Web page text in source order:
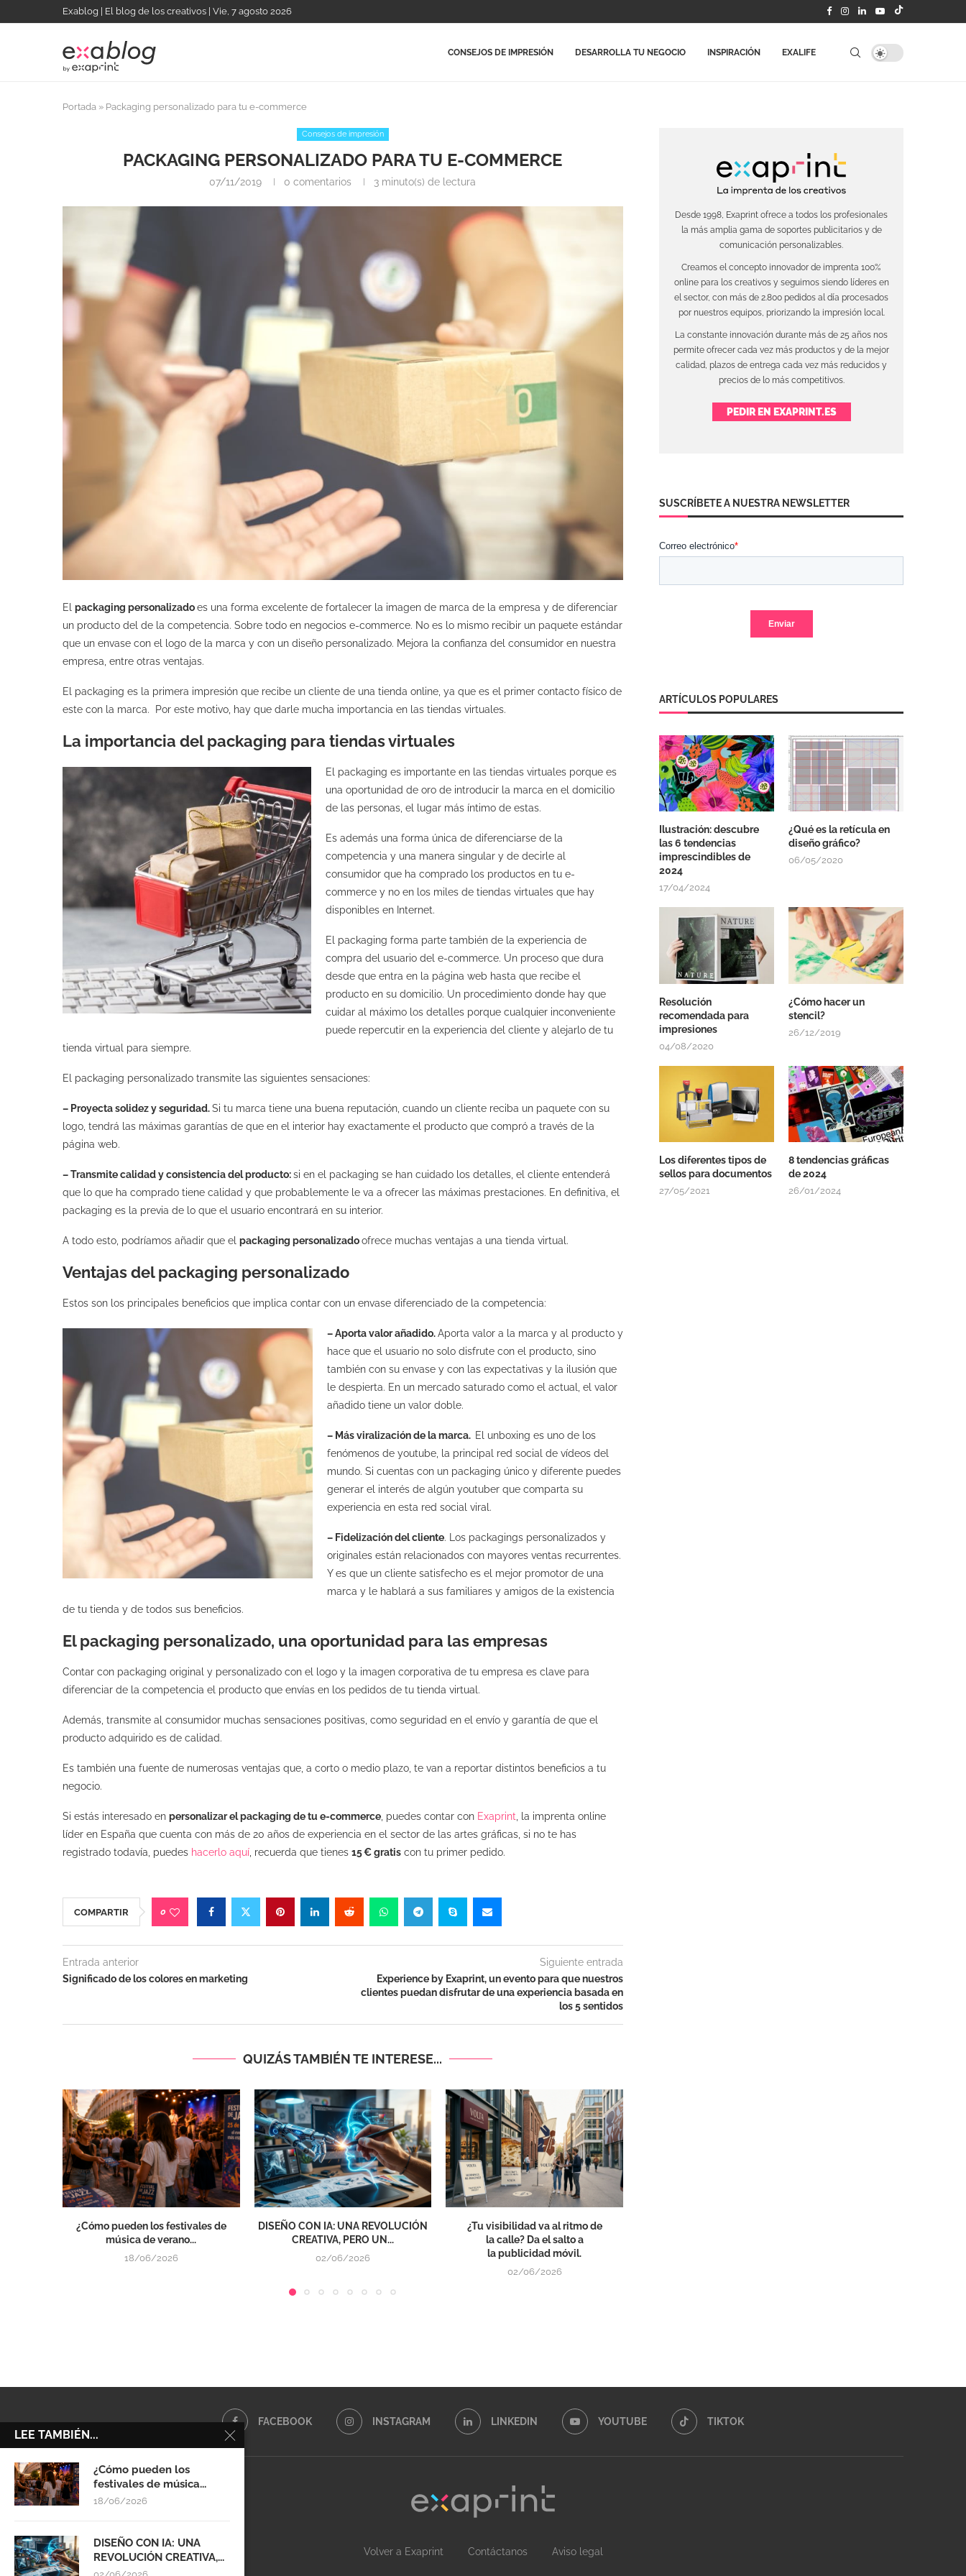
Exablog | El blog de los creativos | Vie, 7 agosto 2026
CONSEJOS DE IMPRESIÓN DESARROLLA TU NEGOCIO INSPIRACIÓN EXALIFE
Portada » Packaging personalizado para tu e-commerce
Consejos de impresión
PACKAGING PERSONALIZADO PARA TU E-COMMERCE
07/11/2019 0 comentarios 3 minuto(s) de lectura
El packaging personalizadoes una forma excelente de fortalecer la imagen de marca de la empresa y de diferenciar
un producto del de la competencia. Sobre todo en negocios e-commerce. No es lo mismo recibir un paquete estándar
que un envase con el logo de la marca y con un diseño personalizado. Mejora la confianza del consumidor en nuestra
empresa, entre otras ventajas.
El packaging es la primera impresión que recibe un cliente de una tienda online, ya que es el primer contacto físico de
este con la marca. Por este motivo, hay que darle mucha importancia en las tiendas virtuales.
La importancia del packaging para tiendas virtuales
El packaging es importante en las tiendas virtuales porque es
una oportunidad de oro de introducir la marca en el domicilio
de las personas, el lugar más íntimo de estas.
Es además una forma única de diferenciarse de la
competencia y una manera singular y de decirle al
consumidor que ha comprado los productos en tu e-
commerce y no en los miles de tiendas virtuales que hay
disponibles en Internet.
El packaging forma parte también de la experiencia de
compra del usuario del e-commerce. Un proceso que dura
desde que entra en la página web hasta que recibe el
producto en su domicilio. Un procedimiento donde hay que
cuidar al máximo los detalles porque cualquier inconveniente
puede repercutir en la experiencia del cliente y alejarlo de tu
tienda virtual para siempre.
El packaging personalizado transmite las siguientes sensaciones:
– Proyecta solidez y seguridad.Si tu marca tiene una buena reputación, cuando un cliente reciba un paquete con su
logo, tendrá las máximas garantías de que en el interior hay exactamente el producto que compró a través de la
página web.
– Transmite calidad y consistencia del producto:si en el packaging se han cuidado los detalles, el cliente entenderá
que lo que ha comprado tiene calidad y que probablemente le va a ofrecer las máximas prestaciones. En definitiva, el
packaging es la previa de lo que el usuario encontrará en su interior.
A todo esto, podríamos añadir que el packaging personalizadoofrece muchas ventajas a una tienda virtual.
Ventajas del packaging personalizado
Estos son los principales beneficios que implica contar con un envase diferenciado de la competencia:
– Aporta valor añadido.Aporta valor a la marca y al producto y
hace que el usuario no solo disfrute con el producto, sino
también con su envase y con las expectativas y la ilusión que
le despierta. En un mercado saturado como el actual, el valor
añadido tiene un valor doble.
– Más viralización de la marca. El unboxing es uno de los
fenómenos de youtube, la principal red social de vídeos del
mundo. Si cuentas con un packaging único y diferente puedes
generar el interés de algún youtuber que comparta su
experiencia en esta red social viral.
– Fidelización del cliente. Los packagings personalizados y
originales están relacionados con mayores ventas recurrentes.
Y es que un cliente satisfecho es el mejor promotor de una
marca y le hablará a sus familiares y amigos de la existencia
de tu tienda y de todos sus beneficios.
El packaging personalizado, una oportunidad para las empresas
Contar con packaging original y personalizado con el logo y la imagen corporativa de tu empresa es clave para
diferenciar de la competencia el producto que envías en los pedidos de tu tienda virtual.
Además, transmite al consumidor muchas sensaciones positivas, como seguridad en el envío y garantía de que el
producto adquirido es de calidad.
Es también una fuente de numerosas ventajas que, a corto o medio plazo, te van a reportar distintos beneficios a tu
negocio.
Si estás interesado en personalizar el packaging de tu e-commerce , puedes contar con Exaprint , la imprenta online
líder en España que cuenta con más de 20 años de experiencia en el sector de las artes gráficas, si no te has
registrado todavía, puedes hacerlo aquí , recuerda que tienes 15 € gratis con tu primer pedido.
COMPARTIR 0
Entrada anterior
Significado de los colores en marketing
Siguiente entrada
Experience by Exaprint, un evento para que nuestros
clientes puedan disfrutar de una experiencia basada en
los 5 sentidos
QUIZÁS TAMBIÉN TE INTERESE...
¿Cómo pueden los festivales de
música de verano...
18/06/2026
DISEÑO CON IA: UNA REVOLUCIÓN
CREATIVA, PERO UN...
02/06/2026
¿Tu visibilidad va al ritmo de
la calle? Da el salto a
la publicidad móvil.
02/06/2026
Desde 1998, Exaprint ofrece a todos los profesionales
la más amplia gama de soportes publicitarios y de
comunicación personalizables.
Creamos el concepto innovador de imprenta 100%
online para los creativos y seguimos siendo líderes en
el sector, con más de 2.800 pedidos al día procesados
por nuestros equipos, priorizando la impresión local.
La constante innovación durante más de 25 años nos
permite ofrecer cada vez más productos y de la mejor
calidad, plazos de entrega cada vez más reducidos y
precios de lo más competitivos.
PEDIR EN EXAPRINT.ES
SUSCRÍBETE A NUESTRA NEWSLETTER
ARTÍCULOS POPULARES
Ilustración: descubre
las 6 tendencias
imprescindibles de
2024
17/04/2024
¿Qué es la retícula en
diseño gráfico?
06/05/2020
Resolución
recomendada para
impresiones
04/08/2020
¿Cómo hacer un
stencil?
26/12/2019
Los diferentes tipos de
sellos para documentos
27/05/2021
8 tendencias gráficas
de 2024
26/01/2024
FACEBOOK INSTAGRAM LINKEDIN YOUTUBE TIKTOK
Volver a Exaprint Contáctanos Aviso legal
LEE TAMBIÉN...
¿Cómo pueden los
festivales de música...
18/06/2026
DISEÑO CON IA: UNA
REVOLUCIÓN CREATIVA,...